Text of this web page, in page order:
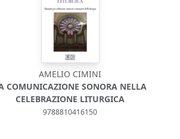
AMELIO CIMINI
COMUNICAZIONE SONORA NELLA
CELEBRAZIONE LITURGICA
9788810416150